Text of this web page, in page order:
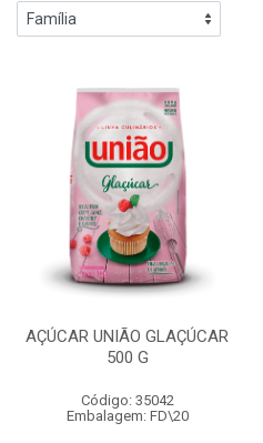
AÇÚCAR UNIÃO GLAÇÚCAR
500 G
Código: 35042
Embalagem: FD\20